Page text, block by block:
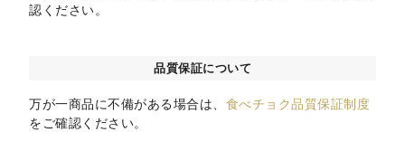
認ください。
品質保証について
万が一商品に不備がある場合は、 食べチョク品質保証制度
をご確認ください。